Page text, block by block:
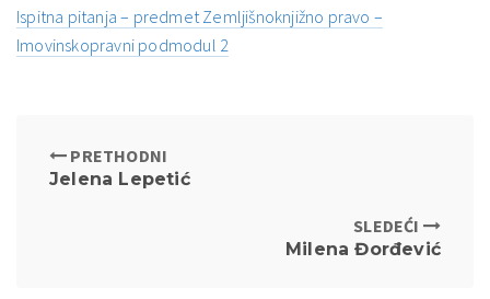
Ispitna pitanja – predmet Zemljišnoknjižno pravo –
Imovinskopravni podmodul 2
PRETHODNI
Jelena Lepetić
SLEDEĆI
Milena Đorđević